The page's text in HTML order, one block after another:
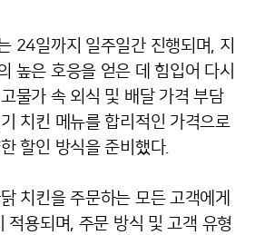
24일까지 일주일간 진행되며, 지
높은 호응을 얻은 데 힘입어 다시
물가 속 외식 및 배달 가격 부담
치킨 메뉴를 합리적인 가격으로
할인 방식을 준비했다.
치킨을 주문하는 모든 고객에게
용되며, 주문 방식 및 고객 유형